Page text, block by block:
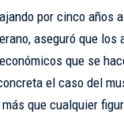
por cinco años
aseguró que
que se
el caso del
que cualquier